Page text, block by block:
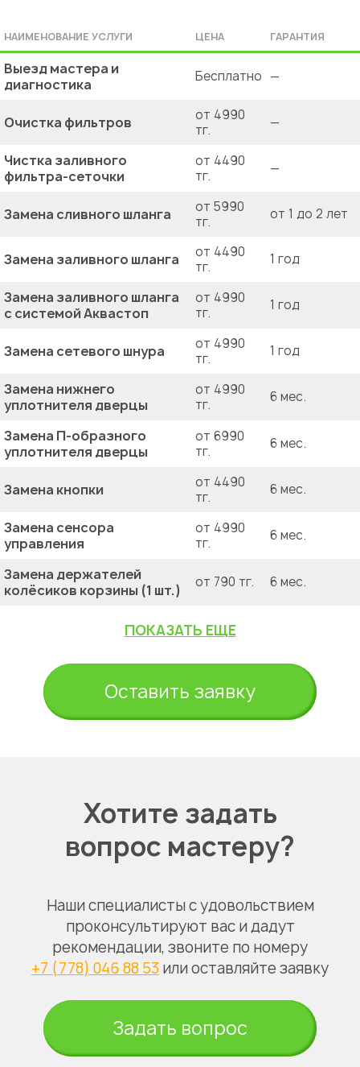
НАИМЕНОВАНИЕ УСЛУГИ ЦЕНА ГАРАНТИЯ
Выезд мастера и
диагностика
Бесплатно —
Очистка фильтров
от 4990
тг.
—
Чистка заливного
фильтра-сеточки
от 4490
тг.
—
Замена сливного шланга
от 5990
тг.
от 1 до 2 лет
Замена заливного шланга
от 4490
тг.
1 год
Замена заливного шланга
с системой Аквастоп
от 4990
тг.
1 год
Замена сетевого шнура
от 4990
тг.
1 год
Замена нижнего
уплотнителя дверцы
от 4990
тг.
6 мес.
Замена П-образного
уплотнителя дверцы
от 6990
тг.
6 мес.
Замена кнопки
от 4490
тг.
6 мес.
Замена сенсора
управления
от 4990
тг.
6 мес.
Замена держателей
колёсиков корзины (1 шт.)
от 790 тг. 6 мес.
ПОКАЗАТЬ ЕЩЕ
Оставить заявку
Хотите задать
вопрос мастеру?
Наши специалисты с удовольствием
проконсультируют вас и дадут
рекомендации, звоните по номеру
+7 (778) 046 88 53 или оставляйте заявку
Задать вопрос